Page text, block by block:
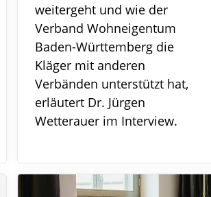
weitergeht und wie der
Verband Wohneigentum
Baden-Württemberg die
Kläger mit anderen
Verbänden unterstützt hat,
erläutert Dr. Jürgen
Wetterauer im Interview.